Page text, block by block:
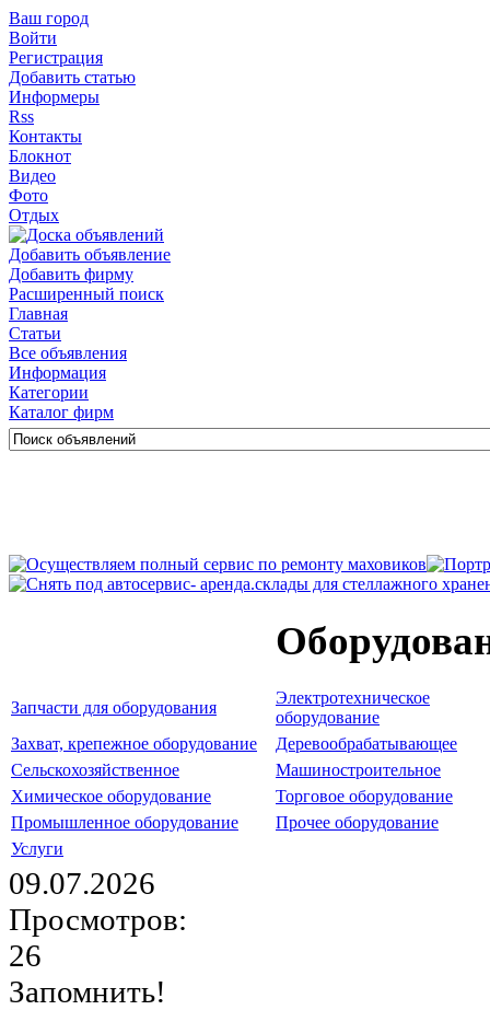
Ваш город
Войти
Регистрация
Добавить статью
Информеры
Rss
Контакты
Блокнот
Видео
Фото
Отдых
Добавить объявление
Добавить фирму
Расширенный поиск
Главная
Статьи
Все объявления
Информация
Категории
Каталог фирм
Запчасти для оборудования
Электротехническое
оборудование
Захват, крепежное оборудование
Деревообрабатывающее
Сельскохозяйственное
Машиностроительное
Химическое оборудование
Торговое оборудование
Промышленное оборудование
Прочее оборудование
Услуги
09.07.2026
Просмотров:
26
Запомнить!